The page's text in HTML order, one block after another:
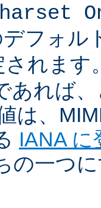
フォル
されま
あれば
は、
IANA
の一つ